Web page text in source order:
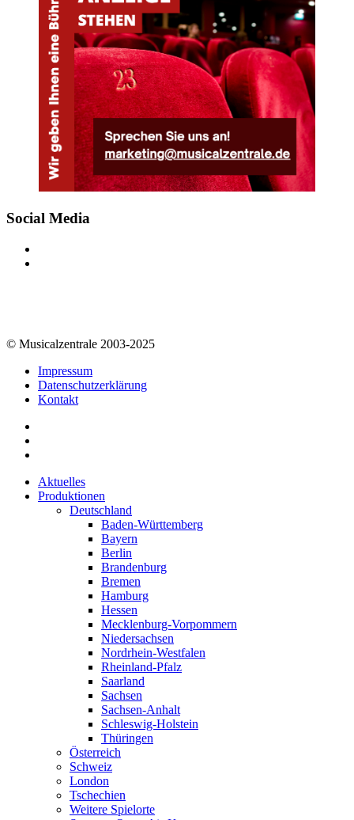
Social Media
© Musicalzentrale 2003-2025
Impressum
Datenschutzerklärung
Kontakt
Aktuelles
Produktionen
Deutschland
Baden-Württemberg
Bayern
Berlin
Brandenburg
Bremen
Hamburg
Hessen
Mecklenburg-Vorpommern
Niedersachsen
Nordrhein-Westfalen
Rheinland-Pfalz
Saarland
Sachsen
Sachsen-Anhalt
Schleswig-Holstein
Thüringen
Österreich
Schweiz
London
Tschechien
Weitere Spielorte